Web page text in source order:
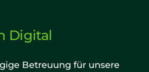
Digital
Betreuung für unsere